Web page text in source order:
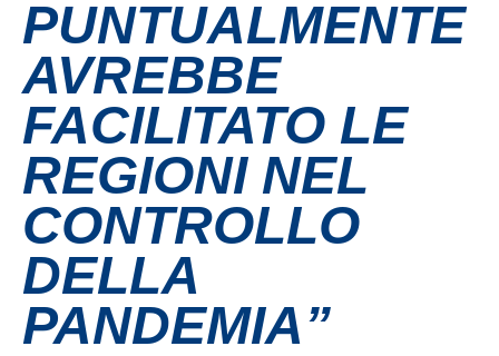
PUNTUALMENTE
AVREBBE
FACILITATO LE
REGIONI NEL
CONTROLLO
DELLA
PANDEMIA”